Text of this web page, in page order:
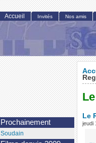
Le
jeudi
Accueil Invités Nos amis
Prochainement
Soudain